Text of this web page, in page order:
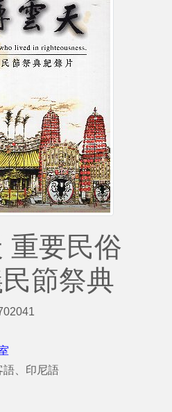
重要民俗
節祭典
語、印尼語